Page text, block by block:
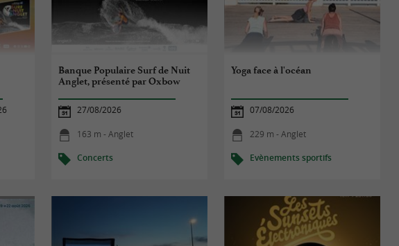
Banque Populaire Surf de Nuit
Anglet, présenté par Oxbow
27/08/2026
163 m - Anglet
Concerts
Yoga face à l'océan
07/08/2026
229 m - Anglet
Evènements sportifs